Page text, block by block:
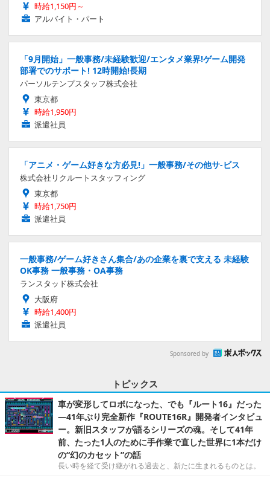
時給1,150円～
アルバイト・パート
「9月開始」一般事務/未経験歓迎/エンタメ業界!ゲーム開発
部署でのサポート! 12時開始!長期
パーソルテンプスタッフ株式会社
東京都
時給1,950円
派遣社員
「アニメ・ゲーム好きな方必見!」一般事務/その他サ-ビス
株式会社リクルートスタッフィング
東京都
時給1,750円
派遣社員
一般事務/ゲーム好きさん集合/あの企業を裏で支える 未経験
OK事務 一般事務・OA事務
ランスタッド株式会社
大阪府
時給1,400円
派遣社員
Sponsored by
トピックス
車が変形してロボになった、でも『ルート16』だった
―41年ぶり完全新作『ROUTE16R』開発者インタビュ
ー。新旧スタッフが語るシリーズの魂。そして41年
前、たった1人のために手作業で直した世界に1本だけ
の“幻のカセット”の話
長い時を経て受け継がれる過去と、新たに生まれるものとは。